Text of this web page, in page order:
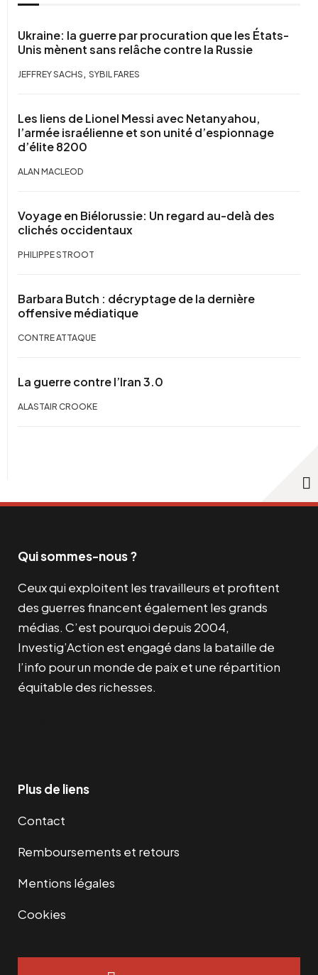
Ukraine: la guerre par procuration que les États-
Unis mènent sans relâche contre la Russie
JEFFREY SACHS , SYBIL FARES
Les liens de Lionel Messi avec Netanyahou,
l’armée israélienne et son unité d’espionnage
d’élite 8200
ALAN MACLEOD
Voyage en Biélorussie: Un regard au-delà des
clichés occidentaux
PHILIPPE STROOT
Barbara Butch : décryptage de la dernière
offensive médiatique
CONTRE ATTAQUE
La guerre contre l’Iran 3.0
ALASTAIR CROOKE
Qui sommes-nous ?
Ceux qui exploitent les travailleurs et profitent
des guerres financent également les grands
médias. C’est pourquoi depuis 2004,
Investig’Action est engagé dans la bataille de
l’info pour un monde de paix et une répartition
équitable des richesses.
Plus de liens
Contact
Remboursements et retours
Mentions légales
Cookies